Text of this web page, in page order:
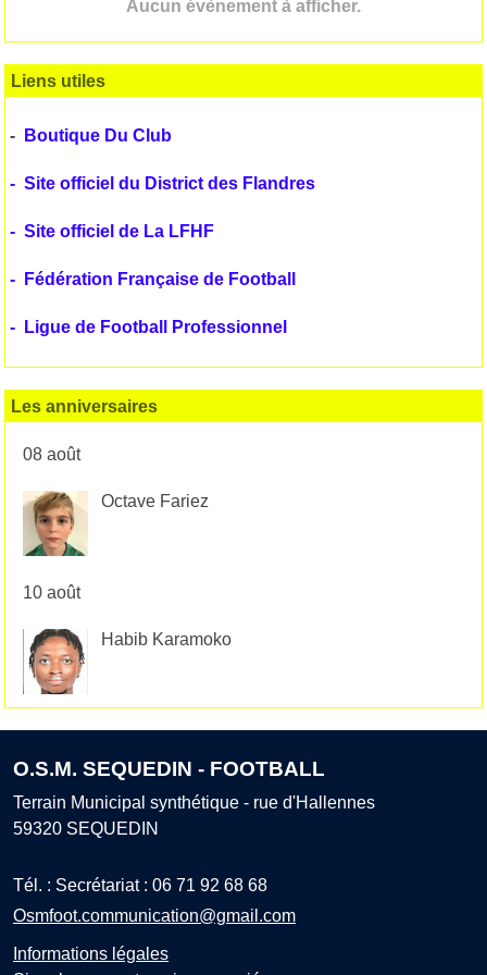
Aucun évènement à afficher.
Liens utiles
- Boutique Du Club
- Site officiel du District des Flandres
- Site officiel de La LFHF
- Fédération Française de Football
- Ligue de Football Professionnel
Les anniversaires
08 août
Octave Fariez
10 août
Habib Karamoko
O.S.M. SEQUEDIN - FOOTBALL
Terrain Municipal synthétique - rue d'Hallennes
59320 SEQUEDIN
Tél. : Secrétariat : 06 71 92 68 68
Osmfoot.communication@gmail.com
Informations légales